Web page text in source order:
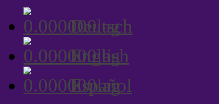
Deutsch
English
Español